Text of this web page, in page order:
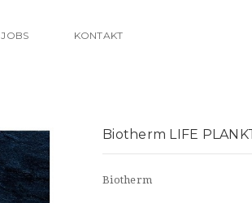
JOBS KONTAKT
Biotherm LIFE
Biotherm